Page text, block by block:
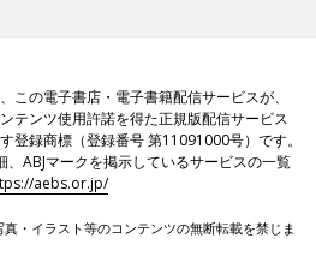
この電子書店・電子書籍配信サービスが、
テンツ使用許諾を得た正規版配信サービス
登録商標（登録番号 第11091000号）です。
、ABJマークを掲示しているサービスの一覧
aebs.or.jp/
・イラスト等のコンテンツの無断転載を禁じま